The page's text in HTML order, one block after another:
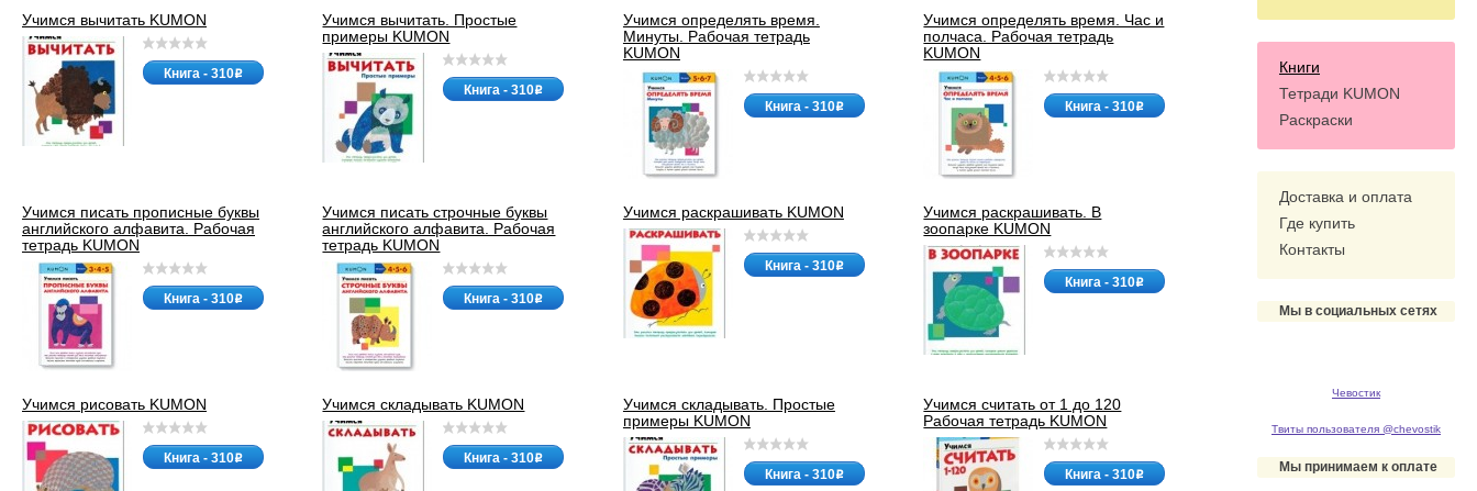
Книги
Тетради KUMON
Раскраски
Доставка и оплата
Где купить
Контакты
Мы в социальных сетях
Чевостик
Твиты пользователя @chevostik
Мы принимаем к оплате
Учимся вычитать KUMON
Книга - 310o
Учимся вычитать. Простые
примеры KUMON
Книга - 310o
Учимся определять время.
Минуты. Рабочая тетрадь
KUMON
Книга - 310o
Учимся определять время. Час и
полчаса. Рабочая тетрадь
KUMON
Книга - 310o
Учимся писать прописные буквы
английского алфавита. Рабочая
тетрадь KUMON
Книга - 310o
Учимся писать строчные буквы
английского алфавита. Рабочая
тетрадь KUMON
Книга - 310o
Учимся раскрашивать KUMON
Книга - 310o
Учимся раскрашивать. В
зоопарке KUMON
Книга - 310o
Учимся рисовать KUMON
Книга - 310o
Учимся складывать KUMON
Книга - 310o
Учимся складывать. Простые
примеры KUMON
Книга - 310o
Учимся считать от 1 до 120
Рабочая тетрадь KUMON
Книга - 310o